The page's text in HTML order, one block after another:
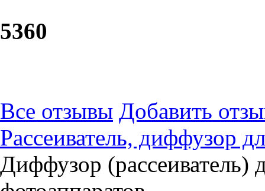
5360
Все отзывы Добавить
Рассеиватель, диффузор
Диффузор (рассеиватель)